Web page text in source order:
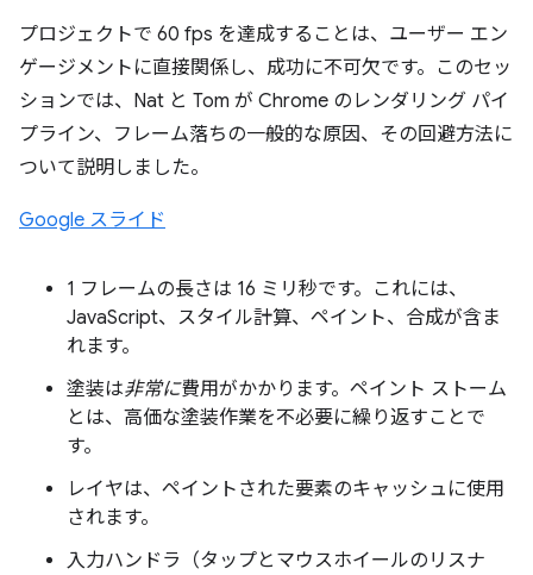
プロジェクトで 60 fps を達成することは、ユーザー エン
ゲージメントに直接関係し、成功に不可欠です。このセッ
ションでは、Nat と Tom が Chrome のレンダリング パイ
プライン、フレーム落ちの一般的な原因、その回避方法に
ついて説明しました。
Google スライド
1 フレームの長さは 16 ミリ秒です。これには、
JavaScript、スタイル計算、ペイント、合成が含ま
れます。
塗装は非常に費用がかかります。ペイント ストーム
とは、高価な塗装作業を不必要に繰り返すことで
す。
レイヤは、ペイントされた要素のキャッシュに使用
されます。
入力ハンドラ（タップとマウスホイールのリスナ